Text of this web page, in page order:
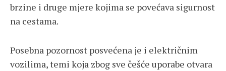
brzine i druge mjere kojima se povećava sigurnost
na cestama.
Posebna pozornost posvećena je i električnim
vozilima, temi koja zbog sve češće uporabe otvara